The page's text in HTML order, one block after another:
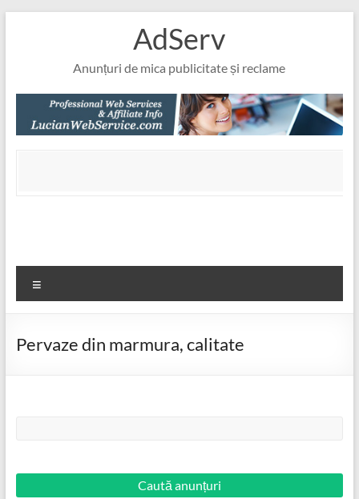
AdServ
Anunțuri de mica publicitate și reclame
Pervaze din marmura, calitate